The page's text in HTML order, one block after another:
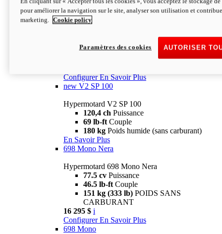
Configurer En Savoir Plus
newV2 SP
69 lb-ftCouple
Poids humide (sans carburant)
Configurer En Savoir Plus
new V2 SP 100
Hypermotard V2 SP 100
120,4 ch Puissance
69 lb-ft Couple
180 kg Poids humide (sans carburant)
En Savoir Plus
698 Mono Nera
Hypermotard 698 Mono Nera
77.5 cv Puissance
46.5 lb-ft Couple
151 kg (333 lb) POIDS SANS
CARBURANT
16 295 $ i
Configurer En Savoir Plus
698 Mono
pour améliorer la navigation sur le site, analyser son utilisation et
marketing.
Cookie policy
AUTORISER
Paramètres des cookies